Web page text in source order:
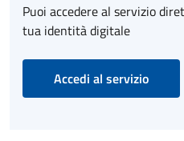
Puoi accedere al servizio
tua identità digitale
Accedi al servizio